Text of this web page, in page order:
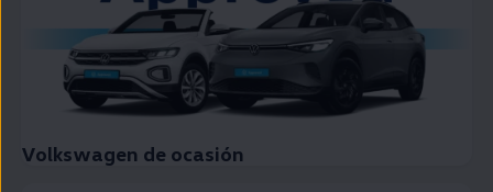
Volkswagen de ocasión